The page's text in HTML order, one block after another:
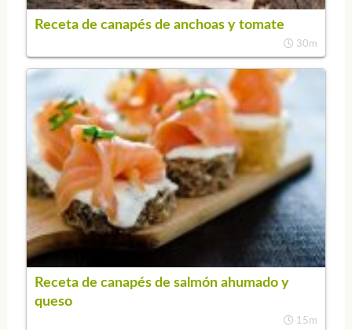
Receta de canapés de anchoas y tomate
30m
Receta de canapés de salmón ahumado y
queso
15m